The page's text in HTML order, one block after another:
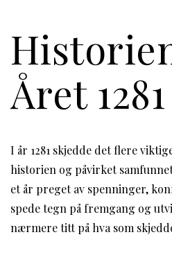
Året 1281
I år 1281 skjedde det flere
historien og påvirket
et år preget av spenninger,
spede tegn på fremgang og
nærmere titt på hva som